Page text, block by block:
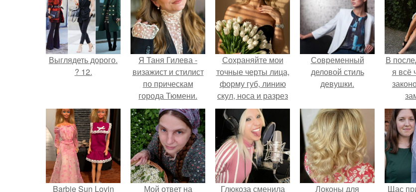
Выглядеть дорого.
? 12.
Я Таня Гилева -
визажист и стилист
по прическам
города Тюмени.
Сохраняйте мои
точные черты лица,
форму губ, линию
скул, носа и разрез
глаз.
Современный
деловой стиль
девушки.
В
я всё
Barbie Sun Lovin Мой ответ на Глюкоза сменила Локоны для Щас